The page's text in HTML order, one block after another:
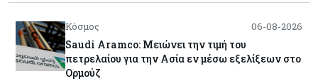
Κόσμος 06-08-2026
Saudi Aramco: Μειώνει την τιμή του
πετρελαίου για την Ασία εν μέσω εξελίξεων στο
Ορμούζ